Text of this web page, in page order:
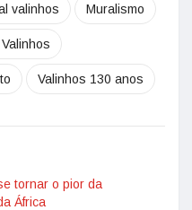
valinhos Muralismo
Valinhos 130 anos
tornar o pior da
África